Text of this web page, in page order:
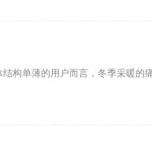
构单薄的用户而言，冬季采暖